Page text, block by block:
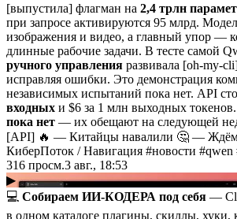
[выпустила] флагман на 2,4 трлн
при запросе активируются 95 млрд.
изображения и видео, а главный упор —
длинные рабочие задачи. В тесте самой
ручного управления развивала [oh-my-
исправляя ошибки. Это демонстрация
независимых испытаний пока нет. API
входных и $6 за 1 млн выходных токенов.
пока нет — их обещают на следующей
[API] 🔥 — Китайцы навалили 🤔 — Ждём
КиберПоток / Навигация #новости #qwen
316 просм.3 авг., 18:53
▶
💻 Собираем ИИ-КОДЕРА под себя —
в одном каталоге плагины, скиллы, хуки,